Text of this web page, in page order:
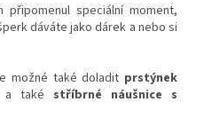
speciální moment,
dáváte jako dárek a nebo si
možné také doladit prstýnek
a také stříbrné náušnice s